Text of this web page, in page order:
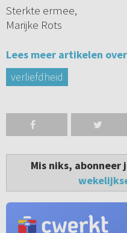
Sterkte ermee,
Marijke Rots
Lees meer artikelen
verliefdheid
Mis niks, abonneer